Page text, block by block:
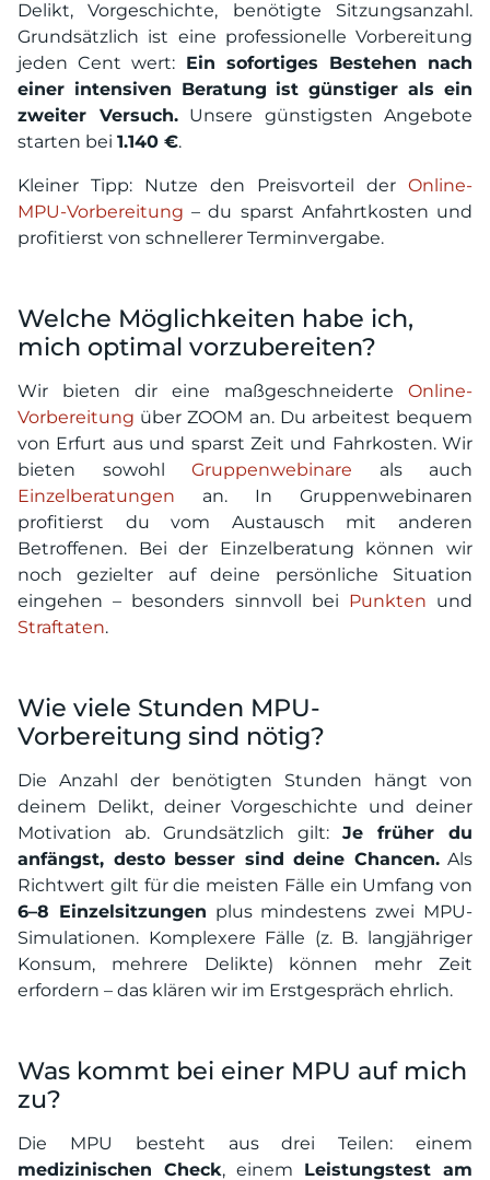
Delikt, Vorgeschichte, benötigte Sitzungsanzahl.
Grundsätzlich ist eine professionelle Vorbereitung
jeden Cent wert: Ein sofortiges Bestehen nach
einer intensiven Beratung ist günstiger als ein
zweiter Versuch.Unsere günstigsten Angebote
starten bei 1.140 €.
Kleiner Tipp: Nutze den Preisvorteil der Online-
MPU-Vorbereitung – du sparst Anfahrtkosten und
profitierst von schnellerer Terminvergabe.
Welche Möglichkeiten habe ich,
mich optimal vorzubereiten?
Wir bieten dir eine maßgeschneiderte Online-
Vorbereitung über ZOOM an. Du arbeitest bequem
von Erfurt aus und sparst Zeit und Fahrkosten. Wir
bieten sowohl Gruppenwebinare als auch
Einzelberatungen an. In Gruppenwebinaren
profitierst du vom Austausch mit anderen
Betroffenen. Bei der Einzelberatung können wir
noch gezielter auf deine persönliche Situation
eingehen – besonders sinnvoll bei Punkten und
Straftaten.
Wie viele Stunden MPU-
Vorbereitung sind nötig?
Die Anzahl der benötigten Stunden hängt von
deinem Delikt, deiner Vorgeschichte und deiner
Motivation ab. Grundsätzlich gilt: Je früher du
anfängst, desto besser sind deine Chancen.Als
Richtwert gilt für die meisten Fälle ein Umfang von
6–8 Einzelsitzungen plus mindestens zwei MPU-
Simulationen. Komplexere Fälle (z. B. langjähriger
Konsum, mehrere Delikte) können mehr Zeit
erfordern – das klären wir im Erstgespräch ehrlich.
Was kommt bei einer MPU auf mich
zu?
Die MPU besteht aus drei Teilen: einem
medizinischen Check, einem Leistungstest am